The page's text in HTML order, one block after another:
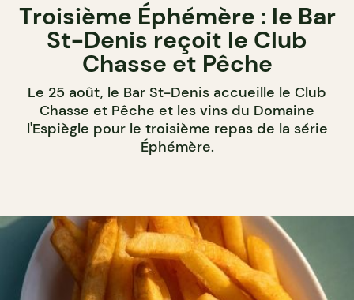
Troisième Éphémère : le Bar
St-Denis reçoit le Club
Chasse et Pêche
Le 25 août, le Bar St-Denis accueille le Club
Chasse et Pêche et les vins du Domaine
l'Espiègle pour le troisième repas de la série
Éphémère.